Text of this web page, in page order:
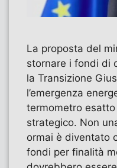
La proposta del
stornare i fondi di
la Transizione
l’emergenza
termometro
strategico. Non
ormai è diventato
fondi per finalità